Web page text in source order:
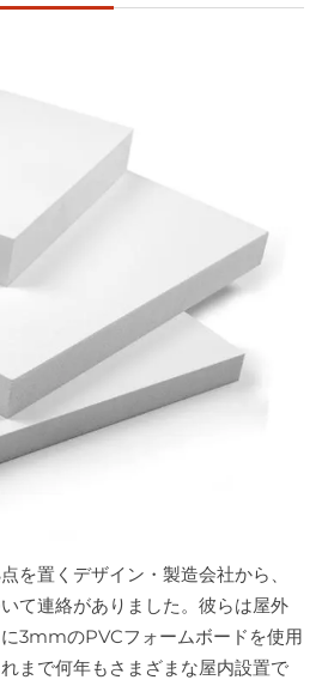
を置くデザイン・製造会社から、
て連絡がありました。彼らは屋外
3mmのPVCフォームボードを使用
まで何年もさまざまな屋内設置で